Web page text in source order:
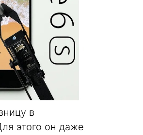
в
этого он даже